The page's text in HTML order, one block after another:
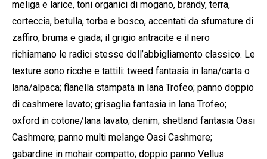
meliga e larice, toni organici di mogano, brandy, terra,
corteccia, betulla, torba e bosco, accentati da sfumature di
zaffiro, bruma e giada; il grigio antracite e il nero
richiamano le radici stesse dell’abbigliamento classico. Le
texture sono ricche e tattili: tweed fantasia in lana/carta o
lana/alpaca; flanella stampata in lana Trofeo; panno doppio
di cashmere lavato; grisaglia fantasia in lana Trofeo;
oxford in cotone/lana lavato; denim; shetland fantasia Oasi
Cashmere; panno multi melange Oasi Cashmere;
gabardine in mohair compatto; doppio panno Vellus